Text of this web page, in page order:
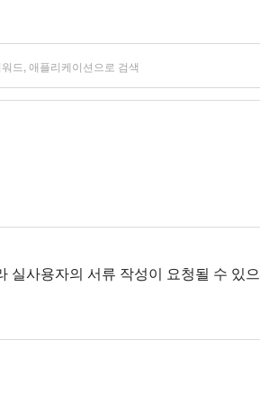
실사용자의 서류 작성이 요청될 수 있